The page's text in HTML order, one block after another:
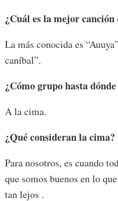
¿Cuál es la mejor
La más conocida es
caníbal”.
¿Cómo grupo hasta
A la cima.
¿Qué consideran la cima?
Para nosotros, es cuando
que somos buenos en lo
tan lejos .